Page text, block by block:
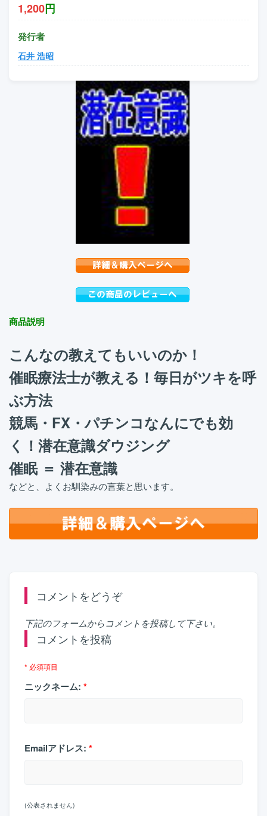
1,200円
発行者
石井 浩昭
商品説明
こんなの教えてもいいのか！
催眠療法士が教える！毎日がツキを呼
ぶ方法
競馬・FX・パチンコなんにでも効
く！潜在意識ダウジング
催眠 ＝ 潜在意識
などと、よくお馴染みの言葉と思います。
コメントをどうぞ
下記のフォームからコメントを投稿して下さい。
コメントを投稿
* 必須項目
ニックネーム: *
Emailアドレス: *
(公表されません)